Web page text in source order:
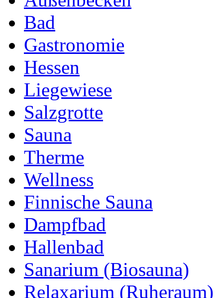
Bad
Gastronomie
Hessen
Liegewiese
Salzgrotte
Sauna
Therme
Wellness
Finnische Sauna
Dampfbad
Hallenbad
Sanarium (Biosauna)
Relaxarium (Ruheraum)